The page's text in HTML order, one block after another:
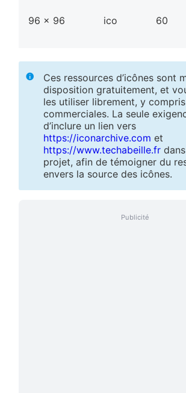
96 x 96 ico 60
Ces ressources d’icônes sont
disposition gratuitement, et
les utiliser librement, y
commerciales. La seule
d’inclure un lien vers
https://iconarchive.com et
https://www.techabeille.fr
projet, afin de témoigner du
envers la source des icônes.
Publicité